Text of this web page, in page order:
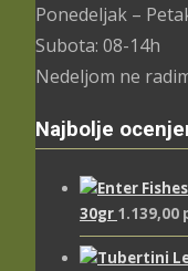
Ponedeljak –
Subota: 08-14h
Nedeljom ne
Najbolje
30gr 1.139,00